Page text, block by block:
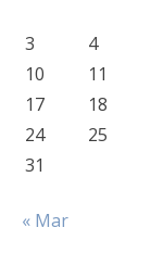
3
4
10
11
17
18
24
25
31
« Mar